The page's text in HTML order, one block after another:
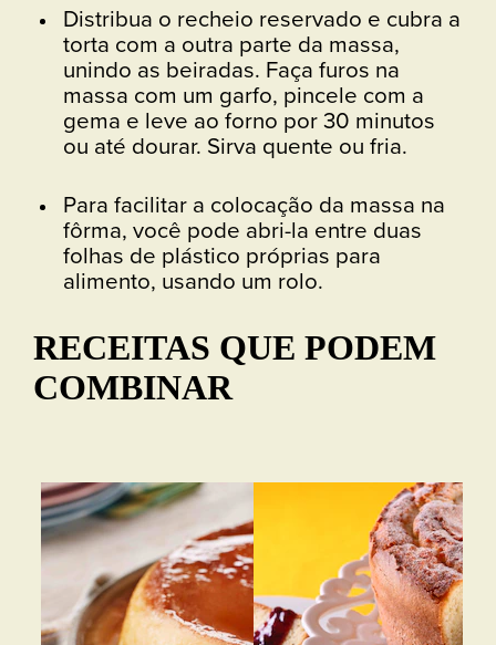
Distribua o recheio reservado e cubra a
torta com a outra parte da massa,
unindo as beiradas. Faça furos na
massa com um garfo, pincele com a
gema e leve ao forno por 30 minutos
ou até dourar. Sirva quente ou fria.
Para facilitar a colocação da massa na
fôrma, você pode abri-la entre duas
folhas de plástico próprias para
alimento, usando um rolo.
RECEITAS QUE PODEM
COMBINAR